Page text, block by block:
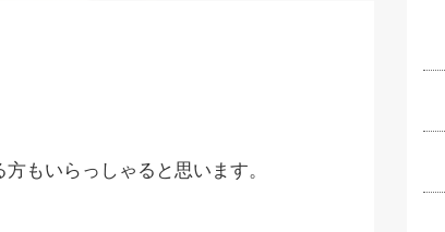
もいらっしゃると思います。